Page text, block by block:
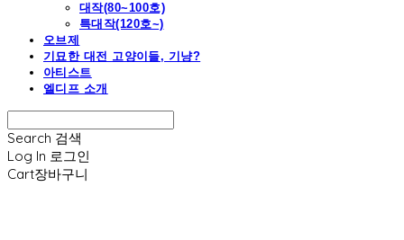
대작(80~100호)
특대작(120호~)
오브제
기묘한 대전 고양이들, 기냥?
아티스트
엘디프 소개
Search 검색
Log In 로그인
Cart장바구니